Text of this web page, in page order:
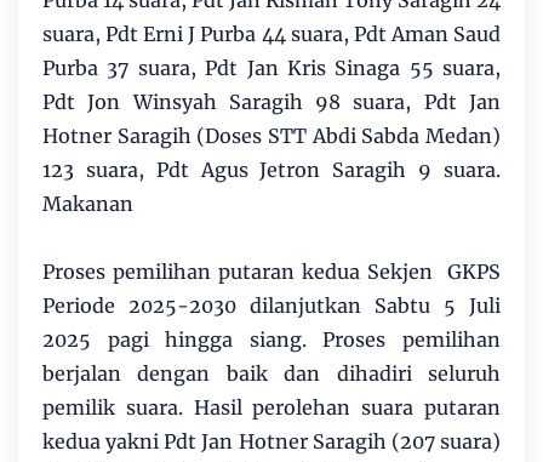
suara, Pdt Erni J Purba 44 suara, Pdt Aman Saud
Purba 37 suara, Pdt Jan Kris Sinaga 55 suara,
Pdt Jon Winsyah Saragih 98 suara, Pdt Jan
Hotner Saragih (Doses STT Abdi Sabda Medan)
123 suara, Pdt Agus Jetron Saragih 9 suara.
Makanan
Proses pemilihan putaran kedua Sekjen GKPS
Periode 2025-2030 dilanjutkan Sabtu 5 Juli
2025 pagi hingga siang. Proses pemilihan
berjalan dengan baik dan dihadiri seluruh
pemilik suara. Hasil perolehan suara putaran
kedua yakni Pdt Jan Hotner Saragih (207 suara)